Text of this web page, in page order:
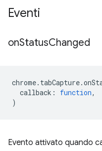
Eventi
onStatusChanged
chrome. tabCapture.
callback : function,
)
Evento attivato quando